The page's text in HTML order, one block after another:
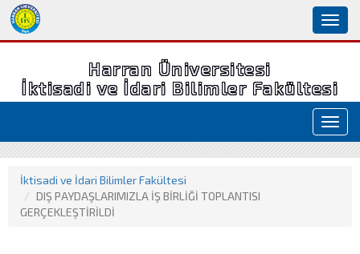
Harran Üniversitesi
İktisadi ve İdari Bilimler Fakültesi
İktisadi ve İdari Bilimler Fakültesi
DIŞ PAYDAŞLARIMIZLA İŞ BİRLİĞİ TOPLANTISI
GERÇEKLEŞTİRİLDİ